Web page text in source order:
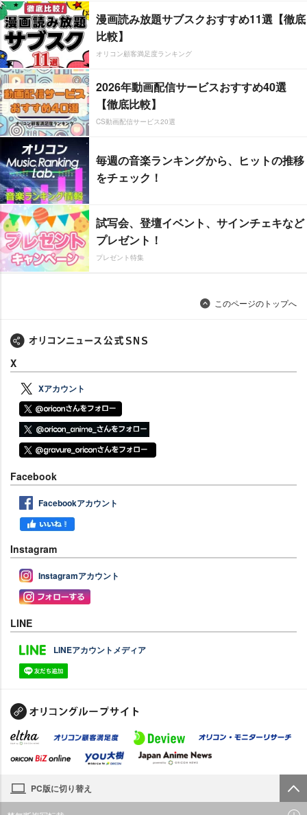
漫画読み放題サブスクおすすめ11選【徹底
比較】
オリコン顧客満足度ランキング
2026年動画配信サービスおすすめ40選
【徹底比較】
CS動画配信サービス20選
毎週の音楽ランキングから、ヒットの推移
をチェック！
試写会、登壇イベント、サインチェキなど
プレゼント！
プレゼント特集
このページのトップへ
X
Xアカウント
Facebook
Facebookアカウント
Instagram
Instagramアカウント
LINE
LINEアカウントメディア
PC版に切り替え